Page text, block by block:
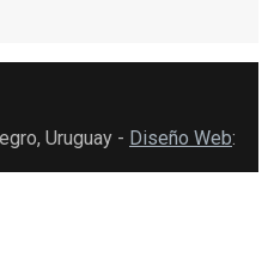
Uruguay - Diseño Web: